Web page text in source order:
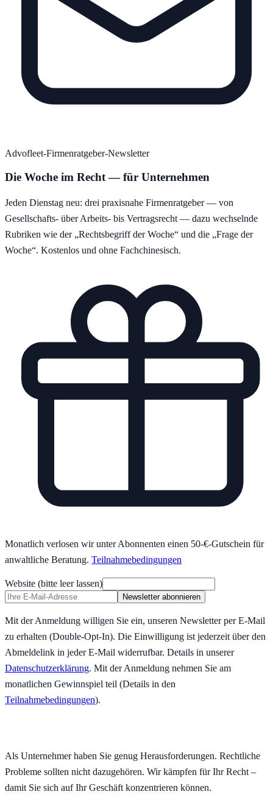
Advofleet-Firmenratgeber-Newsletter
Die Woche im Recht — für Unternehmen
Jeden Dienstag neu: drei praxisnahe Firmenratgeber — von
Gesellschafts- über Arbeits- bis Vertragsrecht — dazu wechselnde
Rubriken wie der „Rechtsbegriff der Woche“ und die „Frage der
Woche“. Kostenlos und ohne Fachchinesisch.
Monatlich verlosen wir unter Abonnenten einen 50-€-Gutschein für
anwaltliche Beratung. Teilnahmebedingungen
Website (bitte leer lassen)
Newsletter abonnieren
Mit der Anmeldung willigen Sie ein, unseren Newsletter per E-Mail
zu erhalten (Double-Opt-In). Die Einwilligung ist jederzeit über den
Abmeldelink in jeder E-Mail widerrufbar. Details in unserer
Datenschutzerklärung. Mit der Anmeldung nehmen Sie am
monatlichen Gewinnspiel teil (Details in den
Teilnahmebedingungen).
Als Unternehmer haben Sie genug Herausforderungen. Rechtliche
Probleme sollten nicht dazugehören. Wir kämpfen für Ihr Recht –
damit Sie sich auf Ihr Geschäft konzentrieren können.